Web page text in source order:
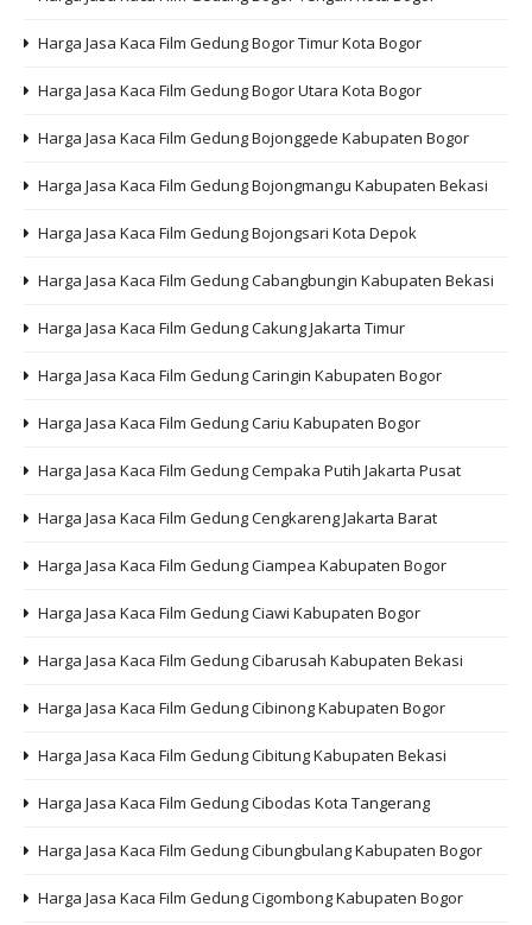
Harga Jasa Kaca Film Gedung Bogor Timur Kota Bogor
Harga Jasa Kaca Film Gedung Bogor Utara Kota Bogor
Harga Jasa Kaca Film Gedung Bojonggede Kabupaten Bogor
Harga Jasa Kaca Film Gedung Bojongmangu Kabupaten Bekasi
Harga Jasa Kaca Film Gedung Bojongsari Kota Depok
Harga Jasa Kaca Film Gedung Cabangbungin Kabupaten Bekasi
Harga Jasa Kaca Film Gedung Cakung Jakarta Timur
Harga Jasa Kaca Film Gedung Caringin Kabupaten Bogor
Harga Jasa Kaca Film Gedung Cariu Kabupaten Bogor
Harga Jasa Kaca Film Gedung Cempaka Putih Jakarta Pusat
Harga Jasa Kaca Film Gedung Cengkareng Jakarta Barat
Harga Jasa Kaca Film Gedung Ciampea Kabupaten Bogor
Harga Jasa Kaca Film Gedung Ciawi Kabupaten Bogor
Harga Jasa Kaca Film Gedung Cibarusah Kabupaten Bekasi
Harga Jasa Kaca Film Gedung Cibinong Kabupaten Bogor
Harga Jasa Kaca Film Gedung Cibitung Kabupaten Bekasi
Harga Jasa Kaca Film Gedung Cibodas Kota Tangerang
Harga Jasa Kaca Film Gedung Cibungbulang Kabupaten Bogor
Harga Jasa Kaca Film Gedung Cigombong Kabupaten Bogor